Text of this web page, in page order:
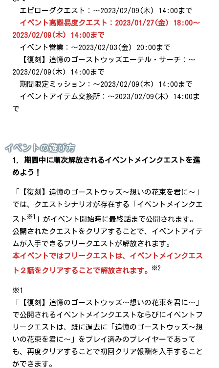
エピローグクエスト：～2023/02/09(木) 14:00まで
イベント高難易度クエスト：2023/01/27(金) 18:00～
2023/02/09(木) 14:00まで
イベント営業：～2023/02/03(金) 20:00まで
【復刻】追憶のゴーストウッズエーテル・サーチ：～
2023/02/09(木) 14:00まで
期間限定ミッション：～2023/02/09(木) 14:00まで
イベントアイテム交換所：～2023/02/09(木) 14:00ま
で
イベントの遊び方
1. 期間中に順次解放されるイベントメインクエストを進
めよう！
「【復刻】追憶のゴーストウッズ～想いの花束を君に～」
では、クエストシナリオが存在する「イベントメインクエ
スト ※1
」がイベント開始時に最終話まで公開されます。
公開されたクエストをクリアすることで、イベントアイテ
ムが入手できるフリークエストが解放されます。
本イベントではフリークエストは、イベントメインクエス
ト２話をクリアすることで解放されます。
※2
※1
「【復刻】追憶のゴーストウッズ～想いの花束を君に～」
で公開されるイベントメインクエストならびにイベントフ
リークエストは、既に過去に「追憶のゴーストウッズ～想
いの花束を君に～」をプレイ済みのプレイヤーであって
も、再度クリアすることで初回クリア報酬を入手すること
ができます。